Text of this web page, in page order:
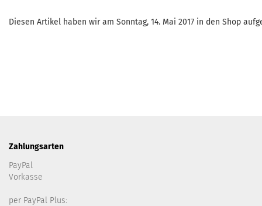
Diesen Artikel haben wir am Sonntag, 14. Mai 2017 in den Shop
Zahlungsarten
PayPal
Vorkasse
per PayPal Plus: